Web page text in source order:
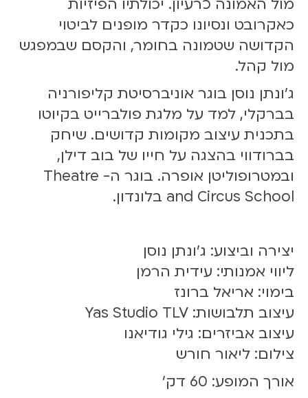
מול האמונה כרעיון. יכולתיו הפיזיות
כאקרובט ונסיונו כקדר מופנים לביטוי
הקדושה שטמונה בחומר, והקסם שבמפגש
מול קהל.
ג’ונתן נוסן בוגר אוניברסיטת קליפורניה
בברקלי, למד על מלגת פולברייט בקיוטו
בתכנית עיצוב מקומות קדושים. שיחק
בברודווי בהצגה על חייו של בוב דילן,
ובמטרופוליטן אופרה. בוגר ה- Theatre
and Circus School בלונדון.
יצירה וביצוע: ג'ונתן נוסן
ליווי אמנותי: עידית הרמן
בימוי: אריאל ברונז
עיצוב תלבושות: Yas Studio TLV
עיצוב אביזרים: גילי גודיאנו
צילום: ליאור חורש
אורך המופע: 60 דק'